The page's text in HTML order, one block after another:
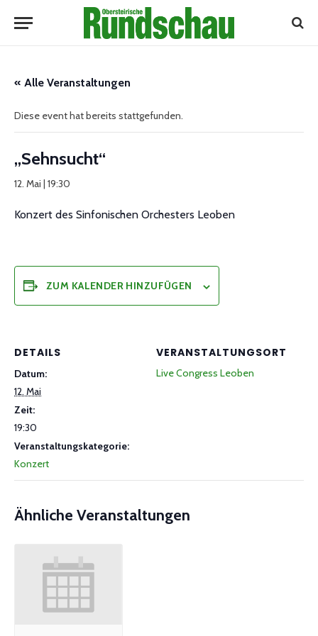
« Alle Veranstaltungen
Diese event hat bereits stattgefunden.
„Sehnsucht“
12. Mai | 19:30
Konzert des Sinfonischen Orchesters Leoben
ZUM KALENDER HINZUFÜGEN
DETAILS
Datum:
12. Mai
Zeit:
19:30
Veranstaltungskategorie:
Konzert
VERANSTALTUNGSORT
Live Congress Leoben
Ähnliche Veranstaltungen